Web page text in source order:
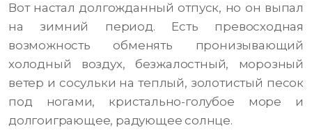
Вот настал долгожданный отпуск, но он выпал
на зимний период. Есть превосходная
возможность обменять пронизывающий
холодный воздух, безжалостный, морозный
ветер и сосульки на теплый, золотистый песок
под ногами, кристально-голубое море и
долгоиграющее, радующее солнце.